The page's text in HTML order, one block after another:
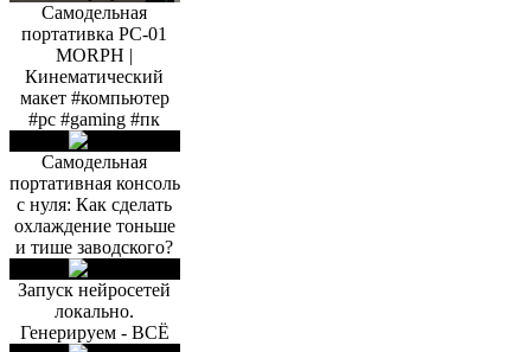
Самодельная
портативка PC-01
MORPH |
Кинематический
макет #компьютер
#pc #gaming #пк
Самодельная
портативная консоль
с нуля: Как сделать
охлаждение тоньше
и тише заводского?
Запуск нейросетей
локально.
Генерируем - ВСЁ